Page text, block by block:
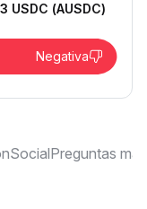
USDC (AUSDC)
Negativa
SocialPreguntas